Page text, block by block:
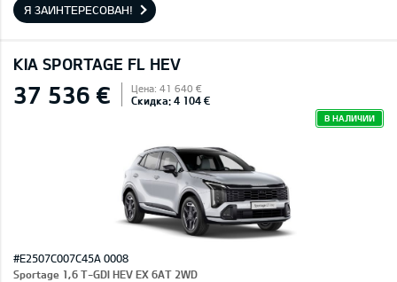
Я ЗАИНТЕРЕСОВАН!
KIA SPORTAGE FL HEV
37 536 € Цена: 41 640 €
Скидка: 4 104 €
В НАЛИЧИИ
#E2507C007C45A 0008
Sportage 1,6 T-GDI HEV EX 6AT 2WD